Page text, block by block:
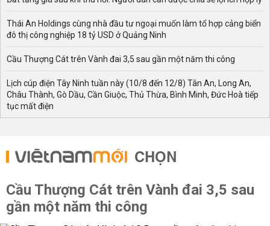
Thái An Holdings cùng nhà đầu tư ngoại muốn làm tổ hợp cảng biển
đô thị công nghiệp 18 tỷ USD ở Quảng Ninh
Cầu Thượng Cát trên Vành đai 3,5 sau gần một năm thi công
Lịch cúp điện Tây Ninh tuần này (10/8 đến 12/8) Tân An, Long An,
Châu Thành, Gò Dầu, Cần Giuộc, Thủ Thừa, Bình Minh, Đức Hoà tiếp
tục mất điện
CHỌN
Cầu Thượng Cát trên Vành đai 3,5 sau
gần một năm thi công